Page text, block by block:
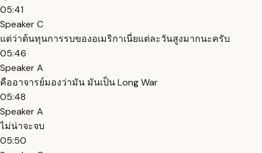
05:41
Speaker C
แต่ว่าต้นทุนการรบของอเมริกาเนี่ยแต่ละวันสูงมากนะครับ
05:46
Speaker A
คืออาจารย์มองว่ามัน มันเป็น Long War
05:48
Speaker A
ไม่น่าจะจบ
05:50